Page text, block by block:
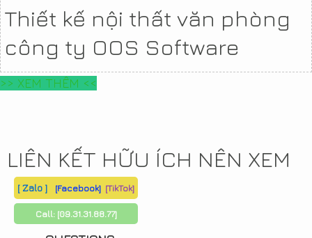
Thiết kế nội thất văn phòng
công ty OOS Software
>> XEM THÊM <<
LIÊN KẾT HỮU ÍCH NÊN XEM
[ Zalo ] [Facebook] [TikTok]
Call: [09.31.31.88.77]